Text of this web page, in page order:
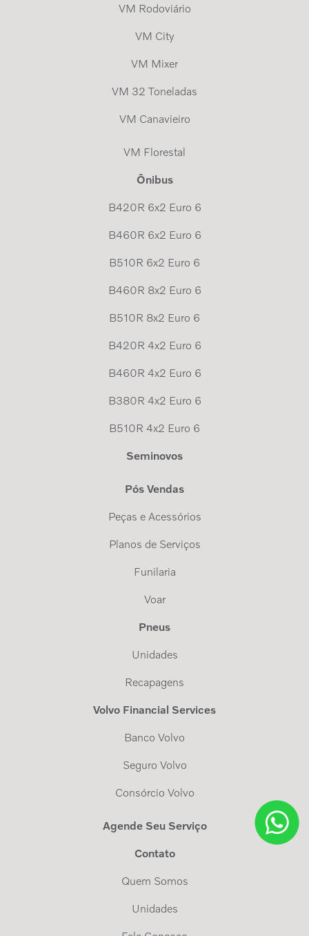
VM Rodoviário
VM City
VM Mixer
VM 32 Toneladas
VM Canavieiro
VM Florestal
Ônibus
B420R 6x2 Euro 6
B460R 6x2 Euro 6
B510R 6x2 Euro 6
B460R 8x2 Euro 6
B510R 8x2 Euro 6
B420R 4x2 Euro 6
B460R 4x2 Euro 6
B380R 4x2 Euro 6
B510R 4x2 Euro 6
Seminovos
Pós Vendas
Peças e Acessórios
Planos de Serviços
Funilaria
Voar
Pneus
Unidades
Recapagens
Volvo Financial Services
Banco Volvo
Seguro Volvo
Consórcio Volvo
Agende Seu Serviço
Contato
Quem Somos
Unidades